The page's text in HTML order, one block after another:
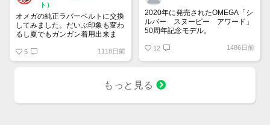
ト）
オメガの純正ラバーベルトに交換
してみました。だいぶ印象も変わ
るし夏でもガンガン着用出来ま
5 1118日前
2020年に発売されたOMEGA「シ
ルバー スヌーピー アワード」
50周年記念モデル。
とベゼルやインダイヤルの少し暗
ピーが現れるというユニークなモ
12 1486日前
もっと見る